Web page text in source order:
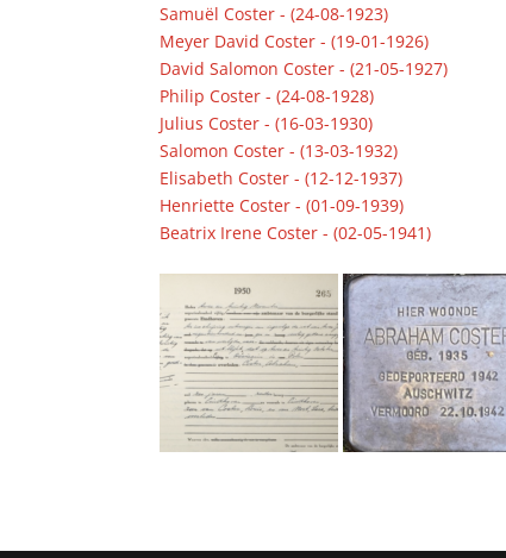
Samuël Coster - (24-08-1923)
Meyer David Coster - (19-01-1926)
David Salomon Coster - (21-05-1927)
Philip Coster - (24-08-1928)
Julius Coster - (16-03-1930)
Salomon Coster - (13-03-1932)
Elisabeth Coster - (12-12-1937)
Henriette Coster - (01-09-1939)
Beatrix Irene Coster - (02-05-1941)